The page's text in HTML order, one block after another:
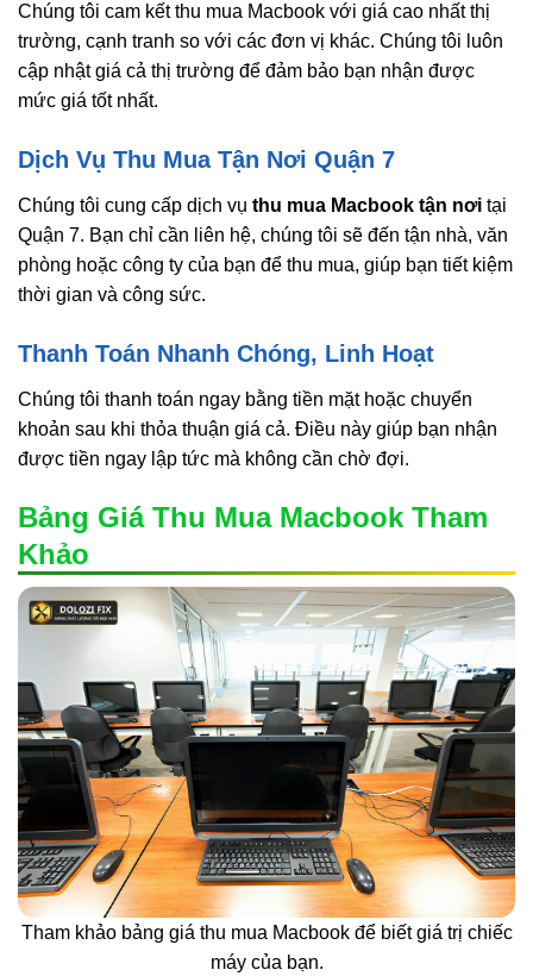
Chúng tôi cam kết thu mua Macbook với giá cao nhất thị
trường, cạnh tranh so với các đơn vị khác. Chúng tôi luôn
cập nhật giá cả thị trường để đảm bảo bạn nhận được
mức giá tốt nhất.
Dịch Vụ Thu Mua Tận Nơi Quận 7
Chúng tôi cung cấp dịch vụ thu mua Macbook tận nơi tại
Quận 7. Bạn chỉ cần liên hệ, chúng tôi sẽ đến tận nhà, văn
phòng hoặc công ty của bạn để thu mua, giúp bạn tiết kiệm
thời gian và công sức.
Thanh Toán Nhanh Chóng, Linh Hoạt
Chúng tôi thanh toán ngay bằng tiền mặt hoặc chuyển
khoản sau khi thỏa thuận giá cả. Điều này giúp bạn nhận
được tiền ngay lập tức mà không cần chờ đợi.
Bảng Giá Thu Mua Macbook Tham
Khảo
Tham khảo bảng giá thu mua Macbook để biết giá trị chiếc
máy của bạn.